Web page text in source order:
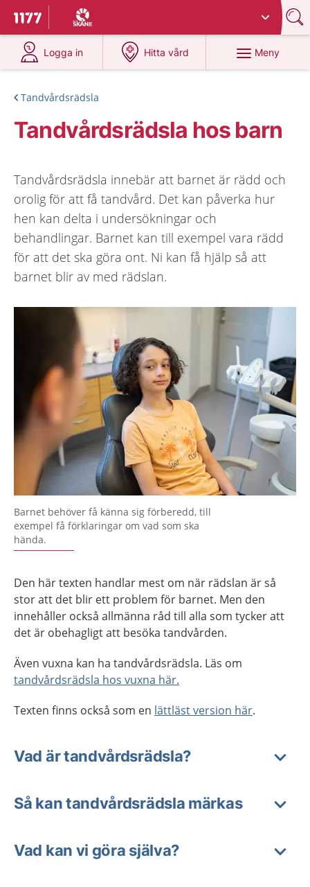
Till startsidan för 1177
Du har valt region
Logga in
på 1177.se
Hitta vård
på 1177.se
Meny
Tandvårdsrädsla
Tandvårdsrädsla hos barn
Tandvårdsrädsla innebär att barnet är rädd och
orolig för att få tandvård. Det kan påverka hur
hen kan delta i undersökningar och
behandlingar. Barnet kan till exempel vara rädd
för att det ska göra ont. Ni kan få hjälp så att
barnet blir av med rädslan.
Barnet behöver få känna sig förberedd, till
exempel få förklaringar om vad som ska
hända.
Den här texten handlar mest om när rädslan är så
stor att det blir ett problem för barnet. Men den
innehåller också allmänna råd till alla som tycker att
det är obehagligt att besöka tandvården.
Även vuxna kan ha tandvårdsrädsla. Läs om
tandvårdsrädsla hos vuxna här.
Texten finns också som en lättläst version här.
Vad är tandvårdsrädsla?
Så kan tandvårdsrädsla märkas
Vad kan vi göra själva?